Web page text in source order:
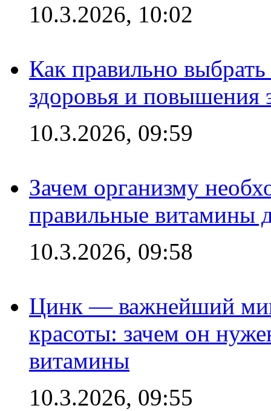
10.3.2026, 10:02
Как правильно
здоровья и повышения
10.3.2026, 09:59
Зачем организму
правильные витамины
10.3.2026, 09:58
Цинк — важнейший
красоты: зачем он
витамины
10.3.2026, 09:55